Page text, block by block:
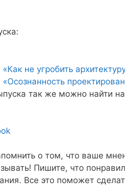
не угробить
так же можно найти на
о том, что ваше
Пишите, что
Все это поможет